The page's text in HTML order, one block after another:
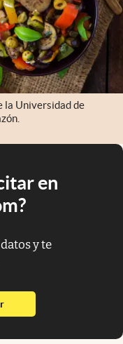
la Universidad de
en
y te
abre en nueva pestaña